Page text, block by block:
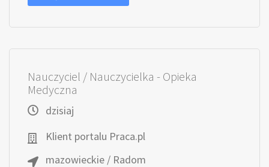
Nauczyciel / Nauczycielka - Opieka
Medyczna
dzisiaj
Klient portalu Praca.pl
mazowieckie / Radom